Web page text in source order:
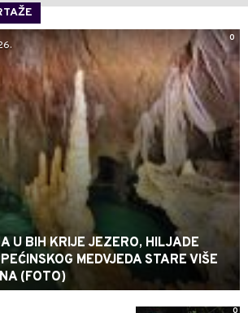
0
U BIH KRIJE JEZERO, HILJADE
MEDVJEDA STARE VIŠE
(FOTO)
0